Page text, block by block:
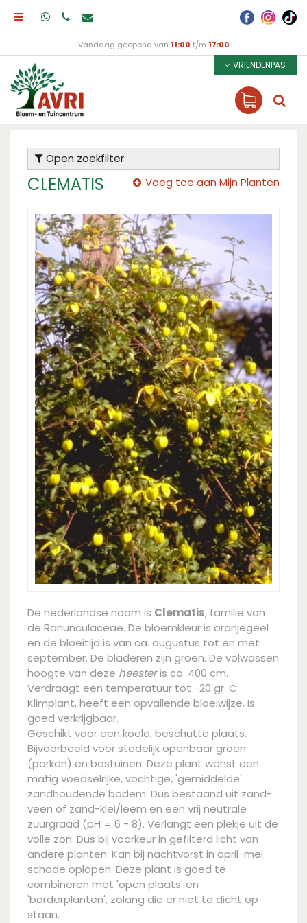
Vandaag geopend van 11:00 t/m 17:00
VRIENDENPAS
Open zoekfilter
CLEMATIS Voeg toe aan Mijn Planten
De nederlandse naam is Clematis, familie van
de Ranunculaceae. De bloemkleur is oranjegeel
en de bloeitijd is van ca. augustus tot en met
september. De bladeren zijn groen. De volwassen
hoogte van deze heesteris ca. 400 cm.
Verdraagt een temperatuur tot -20 gr. C.
Klimplant, heeft een opvallende bloeiwijze. Is
goed verkrijgbaar.
Geschikt voor een koele, beschutte plaats.
Bijvoorbeeld voor stedelijk openbaar groen
(parken) en bostuinen. Deze plant wenst een
matig voedselrijke, vochtige, 'gemiddelde'
zandhoudende bodem. Dus bestaand uit zand-
veen of zand-klei/leem en een vrij neutrale
zuurgraad (pH = 6 - 8). Verlangt een plekje uit de
volle zon. Dus bij voorkeur in gefilterd licht van
andere planten. Kan bij nachtvorst in april-mei
schade oplopen. Deze plant is goed te
combineren met 'open plaats' en
'borderplanten', zolang die er niet te dicht op
staan.